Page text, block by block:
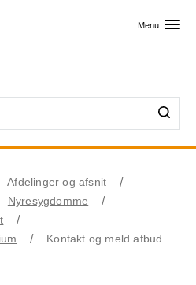
Menu
Afdelinger og afsnit
Nyresygdomme
Kontakt og meld afbud